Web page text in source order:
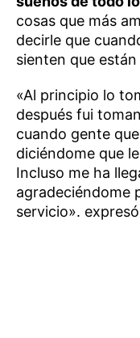
cosas que más
decirle que
sienten que
«Al principio lo
después fui
cuando gente
diciéndome que
Incluso me ha
agradeciéndome
servicio».